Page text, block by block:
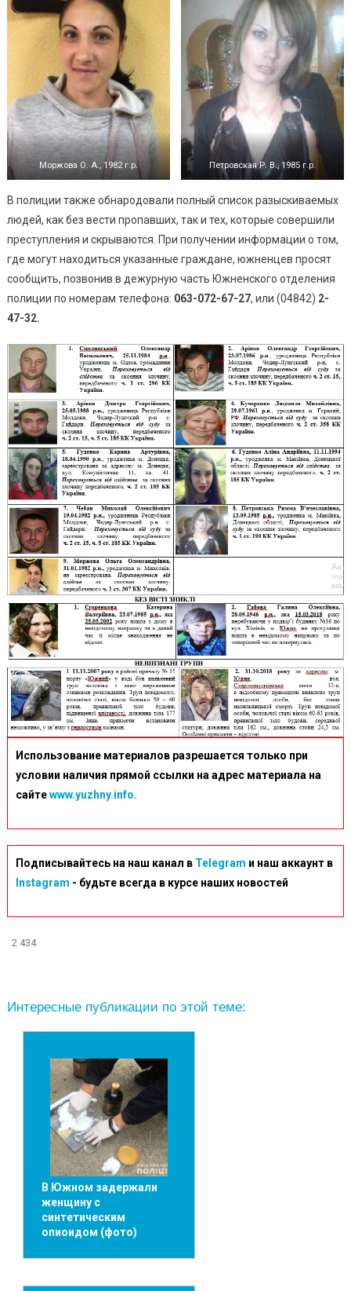
Моржова О. А., 1982 г.р. Петровская Р. В., 1985 г.р.
В полиции также обнародовали полный список разыскиваемых
людей, как без вести пропавших, так и тех, которые совершили
преступления и скрываются. При получении информации о том,
где могут находиться указанные граждане, южненцев просят
сообщить, позвонив в дежурную часть Южненского отделения
полиции по номерам телефона: 063-072-67-27, или (04842) 2-
47-32.
Использование материалов разрешается только при
условии наличия прямой ссылки на адрес материала на
сайтеwww.yuzhny.info.
Подписывайтесь на наш канал в Telegram и наш аккаунт в
Instagram - будьте всегда в курсе наших новостей
2 434
Интересные публикации по этой теме:
В Южном задержали
женщину с
синтетическим
опиоидом (фото)